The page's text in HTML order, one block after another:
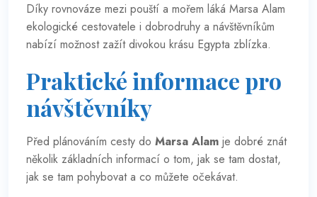
Díky rovnováze mezi pouští a mořem láká Marsa Alam
ekologické cestovatele i dobrodruhy a návštěvníkům
nabízí možnost zažít divokou krásu Egypta zblízka.
Praktické informace pro
návštěvníky
Před plánováním cesty do Marsa Alam je dobré znát
několik základních informací o tom, jak se tam dostat,
jak se tam pohybovat a co můžete očekávat.